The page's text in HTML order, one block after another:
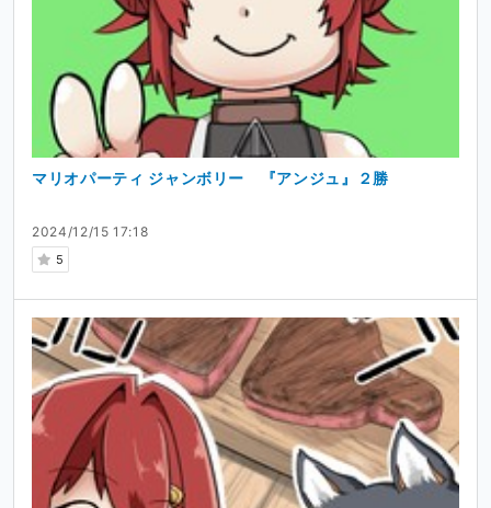
2024/12/15 17:18
5
マリオパーティ ジャンボリー 『アンジュ』２勝